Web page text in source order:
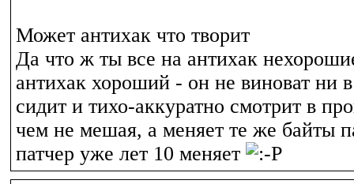
Может антихак что творит
Да что ж ты все на антихак
антихак хороший - он не виноват ни
сидит и тихо-аккуратно смотрит в
чем не мешая, а меняет те же байты
патчер уже лет 10 меняет